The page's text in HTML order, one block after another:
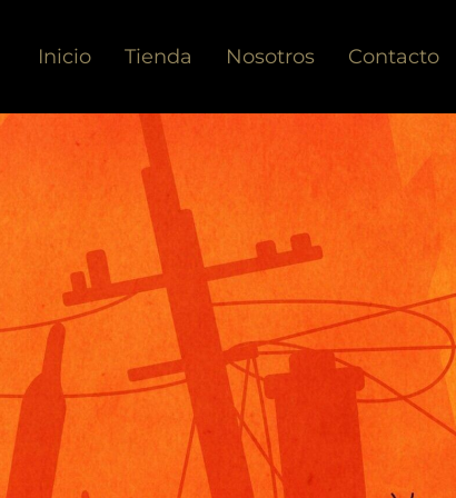
Inicio Tienda Nosotros Contacto